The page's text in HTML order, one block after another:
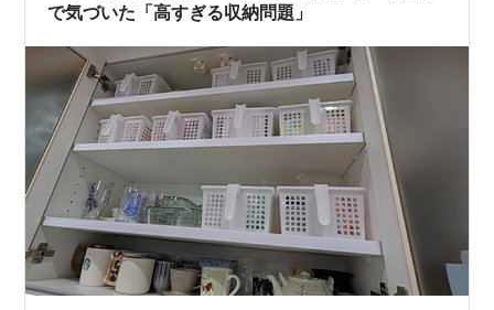
で気づいた「高すぎる収納問題」